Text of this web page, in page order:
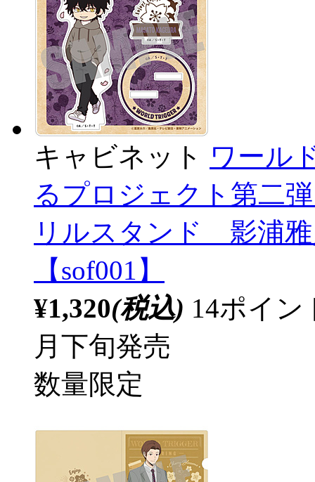
キャビネット ワール
るプロジェクト第二
リルスタンド 影浦
【sof001】
¥1,320(税込) 14ポイ
月下旬発売
数量限定